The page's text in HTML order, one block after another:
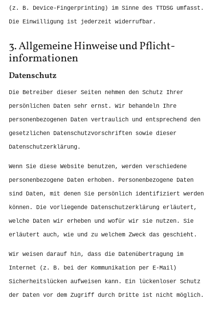
(z. B. Device-Fingerprinting) im Sinne des TTDSG umfasst.
Die Einwilligung ist jederzeit widerrufbar.
3. Allgemeine Hinweise und Pflicht­
informationen
Datenschutz
Die Betreiber dieser Seiten nehmen den Schutz Ihrer
persönlichen Daten sehr ernst. Wir behandeln Ihre
personenbezogenen Daten vertraulich und entsprechend den
gesetzlichen Datenschutzvorschriften sowie dieser
Datenschutzerklärung.
Wenn Sie diese Website benutzen, werden verschiedene
personenbezogene Daten erhoben. Personenbezogene Daten
sind Daten, mit denen Sie persönlich identifiziert werden
können. Die vorliegende Datenschutzerklärung erläutert,
welche Daten wir erheben und wofür wir sie nutzen. Sie
erläutert auch, wie und zu welchem Zweck das geschieht.
Wir weisen darauf hin, dass die Datenübertragung im
Internet (z. B. bei der Kommunikation per E-Mail)
Sicherheitslücken aufweisen kann. Ein lückenloser Schutz
der Daten vor dem Zugriff durch Dritte ist nicht möglich.